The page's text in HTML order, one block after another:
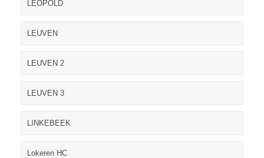
LEOPOLD
LEUVEN
LEUVEN 2
LEUVEN 3
LINKEBEEK
Lokeren HC